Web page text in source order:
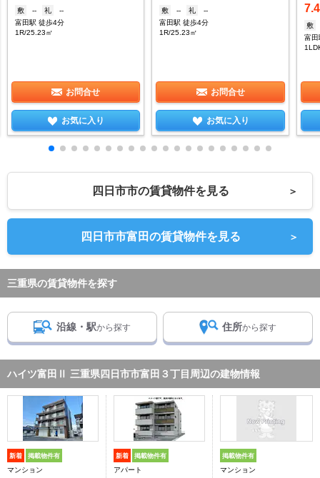
敷
-- 礼
--
富田駅 徒歩4分
1R/25.23㎡
お問合せ
お気に入り
敷
-- 礼
--
富田駅 徒歩4分
1R/25.23㎡
お問合せ
お気に入り
7.4
敷
富田
四日市市の賃貸物件を見る ＞
四日市市富田の賃貸物件を見る ＞
三重県の賃貸物件を探す
沿線・駅から探す 住所から探す
ハイツ富田Ⅱ 三重県四日市市富田３丁目周辺の建物情報
新着 掲載物件有
マンション
新着 掲載物件有
アパート
掲載物件有
マンション